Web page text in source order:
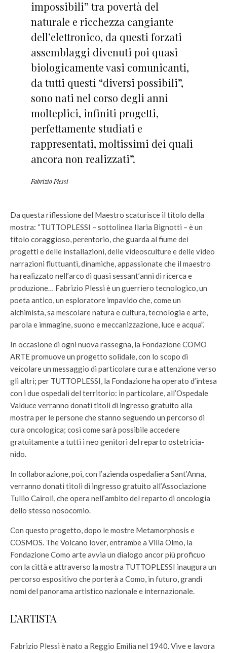
impossibili” tra povertà del
naturale e ricchezza cangiante
dell’elettronico, da questi forzati
assemblaggi divenuti poi quasi
biologicamente vasi comunicanti,
da tutti questi “diversi possibili”,
sono nati nel corso degli anni
molteplici, infiniti progetti,
perfettamente studiati e
rappresentati, moltissimi dei quali
ancora non realizzati”.
Fabrizio Plessi
Da questa riflessione del Maestro scaturisce il titolo della
mostra: “TUTTOPLESSI – sottolinea Ilaria Bignotti – è un
titolo coraggioso, perentorio, che guarda al fiume dei
progetti e delle installazioni, delle videosculture e delle video
narrazioni fluttuanti, dinamiche, appassionate che il maestro
ha realizzato nell’arco di quasi sessant’anni di ricerca e
produzione… Fabrizio Plessi è un guerriero tecnologico, un
poeta antico, un esploratore impavido che, come un
alchimista, sa mescolare natura e cultura, tecnologia e arte,
parola e immagine, suono e meccanizzazione, luce e acqua”.
In occasione di ogni nuova rassegna, la Fondazione COMO
ARTE promuove un progetto solidale, con lo scopo di
veicolare un messaggio di particolare cura e attenzione verso
gli altri; per TUTTOPLESSI, la Fondazione ha operato d’intesa
con i due ospedali del territorio: in particolare, all’Ospedale
Valduce verranno donati titoli di ingresso gratuito alla
mostra per le persone che stanno seguendo un percorso di
cura oncologica; così come sarà possibile accedere
gratuitamente a tutti i neo genitori del reparto ostetricia-
nido.
In collaborazione, poi, con l’azienda ospedaliera Sant’Anna,
verranno donati titoli di ingresso gratuito all’Associazione
Tullio Cairoli, che opera nell’ambito del reparto di oncologia
dello stesso nosocomio.
Con questo progetto, dopo le mostre Metamorphosis e
COSMOS. The Volcano lover, entrambe a Villa Olmo, la
Fondazione Como arte avvia un dialogo ancor più proficuo
con la città e attraverso la mostra TUTTOPLESSI inaugura un
percorso espositivo che porterà a Como, in futuro, grandi
nomi del panorama artistico nazionale e internazionale.
L’ARTISTA
Fabrizio Plessi è nato a Reggio Emilia nel 1940. Vive e lavora